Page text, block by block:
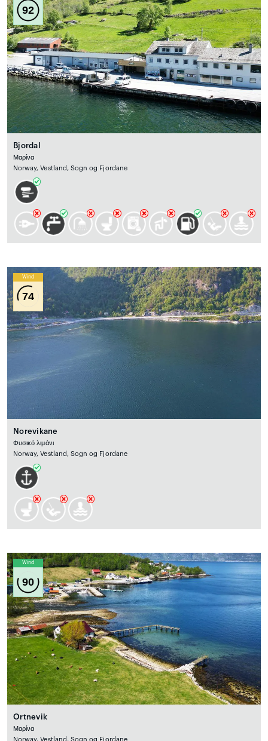
92
Bjordal
Μαρίνα
Norway, Vestland, Sogn og Fjordane
Wind
74
Norevikane
Φυσικό λιμάνι
Norway, Vestland, Sogn og Fjordane
Wind
90
Ortnevik
Μαρίνα
Norway, Vestland, Sogn og Fjordane